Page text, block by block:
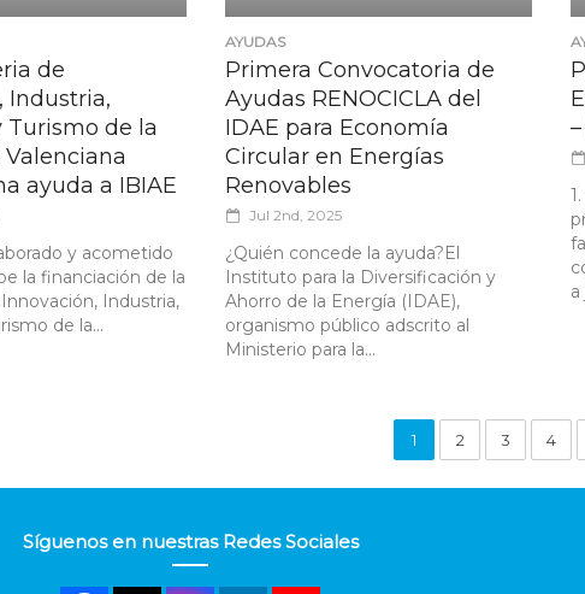
de
Industria,
Turismo de la
ayuda a IBIAE
y acometido
la financiación de la
Industria,
de la...
AYUDAS
Primera Convocatoria de
Ayudas RENOCICLA del
IDAE para Economía
Circular en Energías
Renovables
Jul 2nd, 2025
¿Quién concede la ayuda?El
Instituto para la Diversificación y
Ahorro de la Energía (IDAE),
organismo público adscrito al
Ministerio para la...
a
1 2 3 4
Síguenos en nuestras Redes Sociales